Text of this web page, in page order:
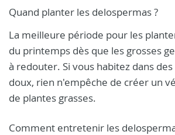
Quand planter les delospermas ?
La meilleure période pour les
du printemps dès que les grosses
à redouter. Si vous habitez dans
doux, rien n'empêche de créer un
de plantes grasses.
Comment entretenir les